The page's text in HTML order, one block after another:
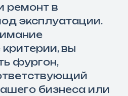
ремонт в
эксплуатации.
вы
фургон,
бизнеса или